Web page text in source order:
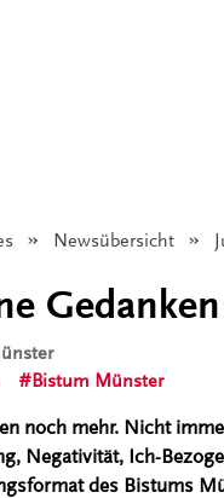
Newsübersicht
Bistum Münster
noch mehr. Nicht
Negativität, Ich-
des Bistums